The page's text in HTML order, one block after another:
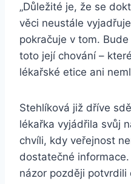
„Důležité je, že se
věci neustále
pokračuje v tom.
toto její chování –
lékařské etice ani
Stehlíková již dříve
lékařka vyjádřila svůj
chvíli, kdy veřejnost
dostatečné
názor později